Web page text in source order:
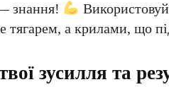
знання!
тягарем, а крилами, що
зусилля та